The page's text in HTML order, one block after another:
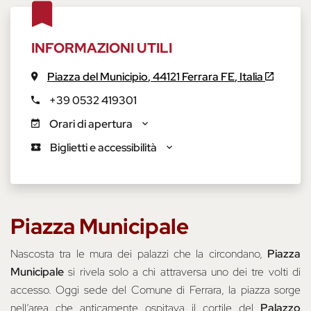
INFORMAZIONI UTILI
Piazza del Municipio,44121 Ferrara FE, Italia
+39 0532 419301
Orari di apertura
Biglietti e accessibilità
Piazza Municipale
Nascosta tra le mura dei palazzi che la circondano, Piazza
Municipale si rivela solo a chi attraversa uno dei tre volti di
accesso. Oggi sede del Comune di Ferrara, la piazza sorge
nell’area che anticamente ospitava il cortile del Palazzo